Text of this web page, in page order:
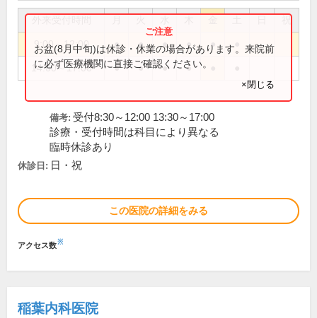
祝
9:00～12:00 ● ● ● ● ●
14:00～17:00 ● ● ● ●
お盆(8月中旬)は休診・休業の場合があります。来院前
に必ず医療機関に直接ご確認ください。
×閉じる
備考: 受付8:30～12:00 13:30～17:00
診療・受付時間は科目により異なる
臨時休診あり
休診日: 日・祝
この医院の詳細をみる
アクセス数※
稲葉内科医院